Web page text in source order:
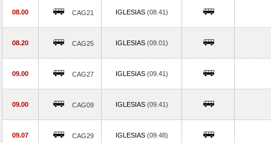
08.00 CAG21 IGLESIAS (08.41)
08.20 CAG25 IGLESIAS (09.01)
09.00 CAG27 IGLESIAS (09.41)
09.00 CAG09 IGLESIAS (09.41)
09.07 CAG29 IGLESIAS (09.48)